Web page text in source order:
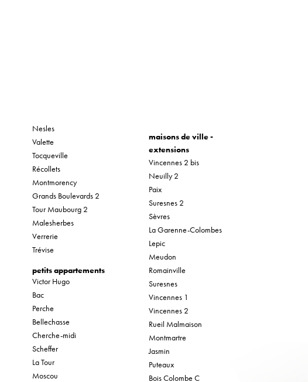
Nesles
Valette
Tocqueville
Récollets
Montmorency
Grands Boulevards 2
Tour Maubourg 2
Malesherbes
Verrerie
Trévise
petits appartements
Victor Hugo
Bac
Perche
Bellechasse
Cherche-midi
Scheffer
La Tour
Moscou
maisons de ville -
extensions
Vincennes 2 bis
Neuilly 2
Paix
Suresnes 2
Sèvres
La Garenne-Colombes
Lepic
Meudon
Romainville
Suresnes
Vincennes 1
Vincennes 2
Rueil Malmaison
Montmartre
Jasmin
Puteaux
Bois Colombe C